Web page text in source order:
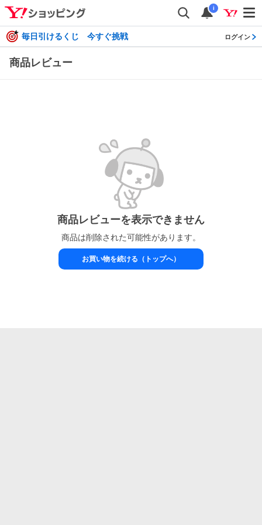
i
毎日引けるくじ 今すぐ挑戦 ログイン
商品レビュー
商品レビューを表示できません
商品は削除された可能性があります。
お買い物を続ける（トップへ）